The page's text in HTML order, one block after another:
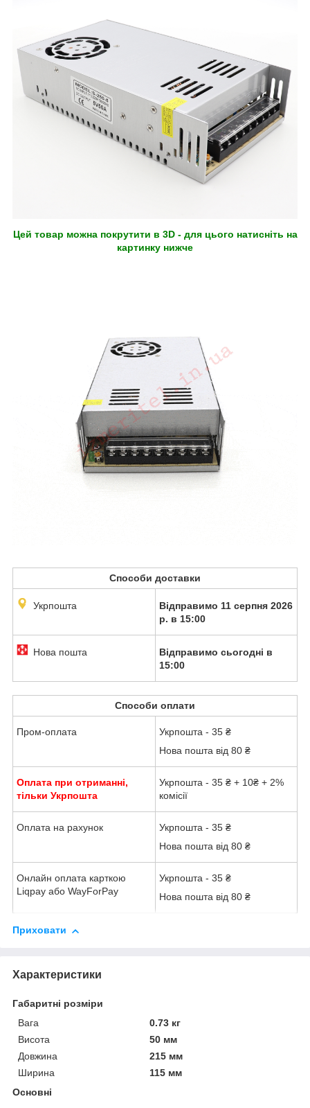
Цей товар можна покрутити в 3D - для цього натисніть на
картинку нижче
Способи доставки
Укрпошта
Відправимо 11 серпня 2026
р. в 15:00
Нова пошта
Відправимо сьогодні в
15:00
Способи оплати
Пром-оплата
Укрпошта - 35 ₴
Нова пошта від 80 ₴
Оплата при отриманні,
тільки Укрпошта
Укрпошта - 35 ₴ + 10₴ + 2%
комісії
Оплата на рахунок
Укрпошта - 35 ₴
Нова пошта від 80 ₴
Онлайн оплата карткою
Liqpay або WayForPay
Укрпошта - 35 ₴
Нова пошта від 80 ₴
Приховати
Характеристики
Габаритні розміри
Вага
0.73 кг
Висота
50 мм
Довжина
215 мм
Ширина
115 мм
Основні